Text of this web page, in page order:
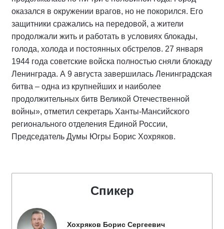
оказался в окружении врагов, но не покорился. Его
защитники сражались на передовой, а жители
продолжали жить и работать в условиях блокады,
голода, холода и постоянных обстрелов. 27 января
1944 года советские войска полностью сняли блокаду
Ленинграда. А 9 августа завершилась Ленинградская
битва – одна из крупнейших и наиболее
продолжительных битв Великой Отечественной
войны», отметил секретарь Ханты-Мансийского
регионального отделения Единой России,
Председатель Думы Югры Борис Хохряков.
Спикер
Хохряков Борис Сергеевич